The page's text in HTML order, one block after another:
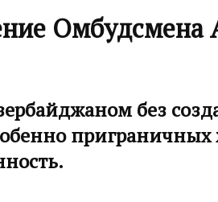
Омбудсмена
без